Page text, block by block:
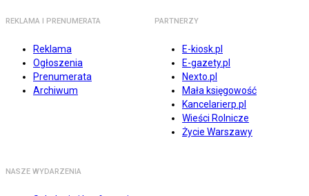
REKLAMA I PRENUMERATA
Reklama
Ogłoszenia
Prenumerata
Archiwum
PARTNERZY
E-kiosk.pl
E-gazety.pl
Nexto.pl
Mała księgowość
Kancelarierp.pl
Wieści Rolnicze
Życie Warszawy
NASZE WYDARZENIA